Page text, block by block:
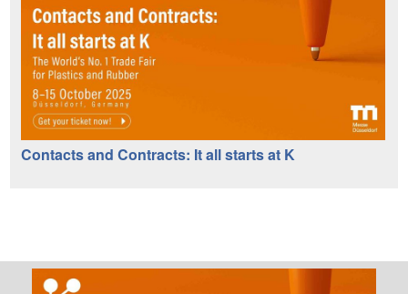
Contacts and Contracts: It all starts at K